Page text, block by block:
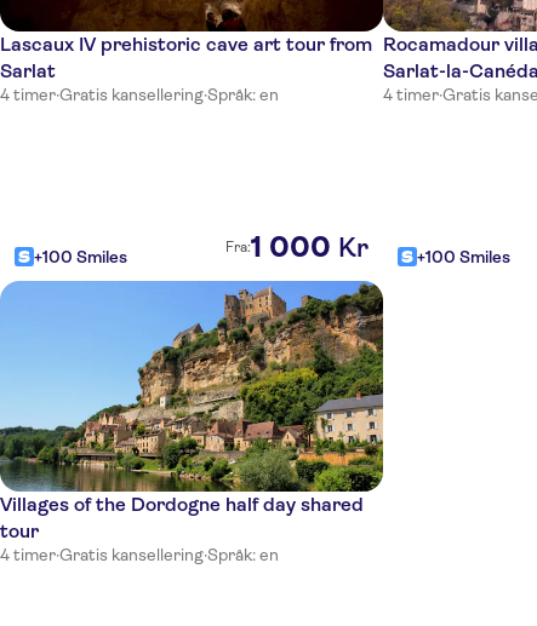
Lascaux IV prehistoric cave art tour from
Sarlat
4 timer·Gratis kansellering·Språk: en
+100 Smiles Fra:1 000 Kr
Rocamadour
Sarlat-la-Canéda
4 timer·Gratis
+100 Smiles
Villages of the Dordogne half day shared
tour
4 timer·Gratis kansellering·Språk: en